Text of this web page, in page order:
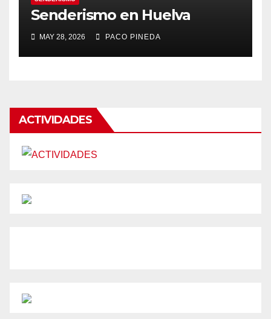
Senderismo en Huelva
MAY 28, 2026 PACO PINEDA
ACTIVIDADES